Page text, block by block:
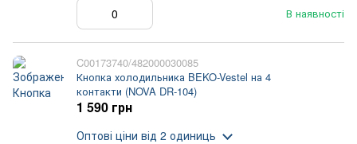
В наявності
C00173740/482000030085
Кнопка холодильника BEKO-Vestel на 4
контакти (NOVA DR-104)
1 590 грн
Оптові ціни від 2 одиниць